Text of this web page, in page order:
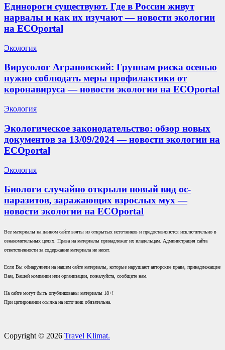
Единороги существуют. Где в России живут
нарвалы и как их изучают — новости экологии
на ECOportal
Экология
Вирусолог Аграновский: Группам риска осенью
нужно соблюдать меры профилактики от
коронавируса — новости экологии на ECOportal
Экология
Экологическое законодательство: обзор новых
документов за 13/09/2024 — новости экологии на
ECOportal
Экология
Биологи случайно открыли новый вид ос-
паразитов, заражающих взрослых мух —
новости экологии на ECOportal
Все материалы на данном сайте взяты из открытых источников и предоставляются исключительно в
ознакомительных целях. Права на материалы принадлежат их владельцам. Администрация сайта
ответственности за содержание материала не несет.
Если Вы обнаружили на нашем сайте материалы, которые нарушают авторские права, принадлежащие
Вам, Вашей компании или организации, пожалуйста, сообщите нам.
На сайте могут быть опубликованы материалы 18+!
При цитировании ссылка на источник обязательна.
Copyright © 2026 Travel Klimat.